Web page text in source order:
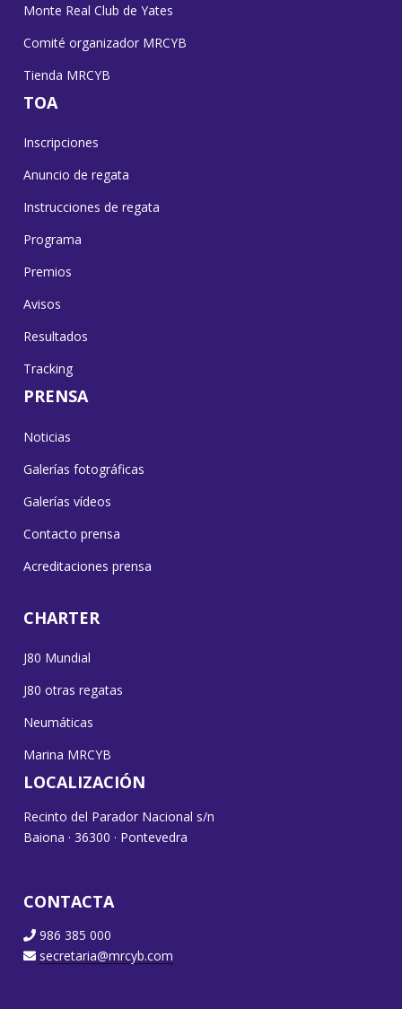
Monte Real Club de Yates
Comité organizador MRCYB
Tienda MRCYB
TOA
Inscripciones
Anuncio de regata
Instrucciones de regata
Programa
Premios
Avisos
Resultados
Tracking
PRENSA
Noticias
Galerías fotográficas
Galerías vídeos
Contacto prensa
Acreditaciones prensa
CHARTER
J80 Mundial
J80 otras regatas
Neumáticas
Marina MRCYB
LOCALIZACIÓN
Recinto del Parador Nacional s/n
Baiona · 36300 · Pontevedra
CONTACTA
986 385 000
secretaria@mrcyb.com